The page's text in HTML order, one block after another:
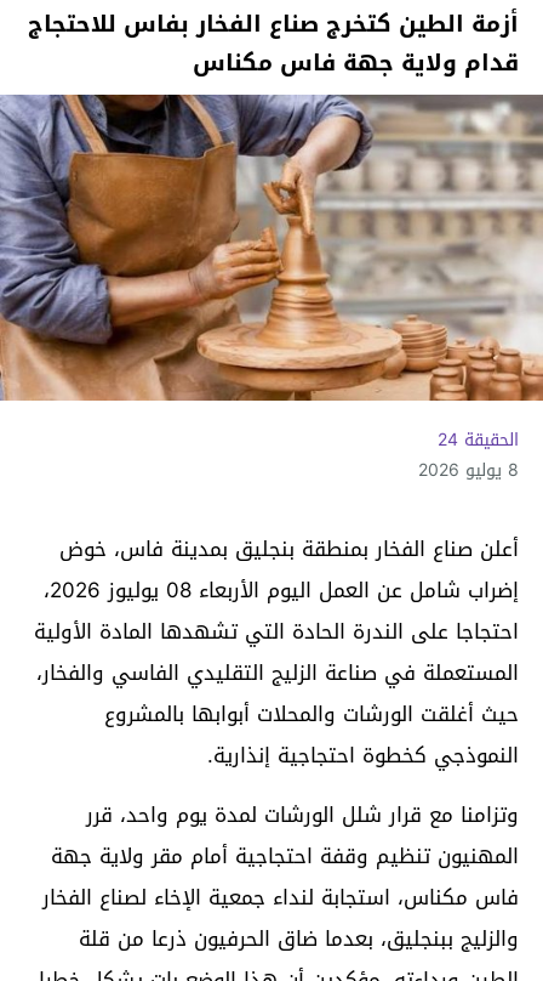
أزمة الطين كتخرج صناع الفخار بفاس للاحتجاج
قدام ولاية جهة فاس مكناس
الحقيقة 24
8 يوليو 2026
أعلن صناع الفخار بمنطقة بنجليق بمدينة فاس، خوض
إضراب شامل عن العمل اليوم الأربعاء 08 يوليوز 2026،
احتجاجا على الندرة الحادة التي تشهدها المادة الأولية
المستعملة في صناعة الزليج التقليدي الفاسي والفخار،
حيث أغلقت الورشات والمحلات أبوابها بالمشروع
النموذجي كخطوة احتجاجية إنذارية.
وتزامنا مع قرار شلل الورشات لمدة يوم واحد، قرر
المهنيون تنظيم وقفة احتجاجية أمام مقر ولاية جهة
فاس مكناس، استجابة لنداء جمعية الإخاء لصناع الفخار
والزليج ببنجليق، بعدما ضاق الحرفيون ذرعا من قلة